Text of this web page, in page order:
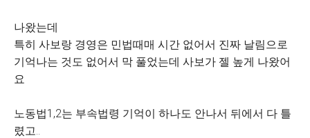
나왔는데
특히 사보랑 경영은 민법때매 시간 없어서 진짜 날림으로
기억나는 것도 없어서 막 풀었는데 사보가 젤 높게 나왔어
요
노동법1,2는 부속법령 기억이 하나도 안나서 뒤에서 다 틀
렸고..